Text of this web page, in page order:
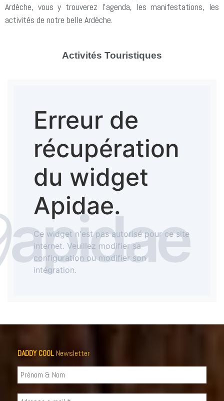
Ardèche, vous y trouverez l’agenda, les manifestations, les
activités de notre belle Ardèche.
Activités Touristiques
DADDY COOL Newsletter